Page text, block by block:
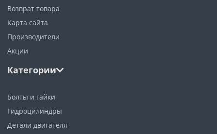
Возврат товара
Карта сайта
Производители
Акции
Категории
Болты и гайки
Гидроцилиндры
Детали двигателя